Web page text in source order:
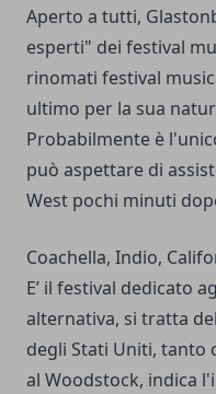
Aperto a tutti,
esperti" dei festival
rinomati festival
ultimo per la sua
Probabilmente è
può aspettare di
West pochi minuti
Coachella, Indio,
E’ il festival dedicato
alternativa, si tratta
degli Stati Uniti, tanto
al Woodstock, indica